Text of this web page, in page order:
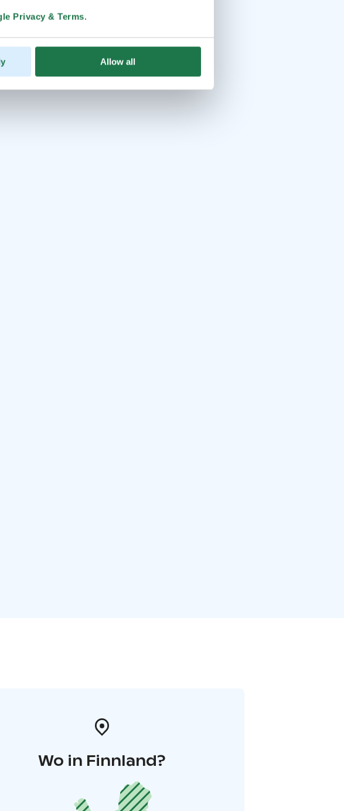
Privacy & Terms.
Allow all
Wo in Finnland?